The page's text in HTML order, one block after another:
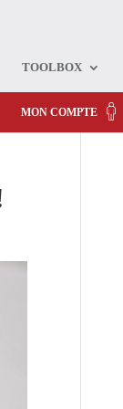
TOOLBOX
MON COMPTE